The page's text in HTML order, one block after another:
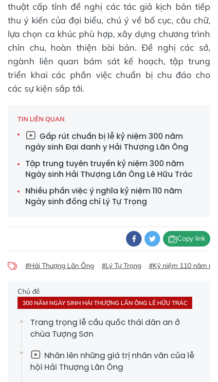
thuật cấp tỉnh đề nghị các tác giả kịch bản tiếp
thu ý kiến của đại biểu, chú ý về bố cục, câu chữ,
lựa chọn ca khúc phù hợp, xây dựng chương trình
chỉn chu, hoàn thiện bài bản. Đề nghị các sở,
ngành liên quan bám sát kế hoạch, tập trung
triển khai các phần việc chuẩn bị chu đáo cho
các sự kiện sắp tới.
TIN LIÊN QUAN
Gấp rút chuẩn bị lễ kỷ niệm 300 năm
ngày sinh Đại danh y Hải Thượng Lãn Ông
Tập trung tuyên truyền kỷ niệm 300 năm
Ngày sinh Hải Thượng Lãn Ông Lê Hữu Trác
Nhiều phần việc ý nghĩa kỷ niệm 110 năm
Ngày sinh đồng chí Lý Tự Trọng
Copy link
#Hải Thượng Lãn Ông #Lý Tự Trọng #Kỷ niệm 110 năm
Chủ đề
300 NĂM NGÀY SINH HẢI THƯỢNG LÃN ÔNG LÊ HỮU TRÁC
Trang trọng lễ cầu quốc thái dân an ở
chùa Tượng Sơn
Nhân lên những giá trị nhân văn của lễ
hội Hải Thượng Lãn Ông